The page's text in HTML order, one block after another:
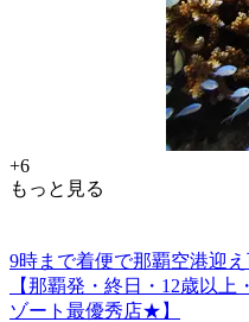
+6
もっと見る
9時まで着便で那覇空港迎
【那覇発・終日・12歳以上
ゾート最優秀店★】